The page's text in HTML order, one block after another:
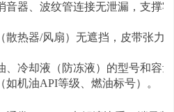
音器、波纹管连接无泄漏，支撑牢
散热器/风扇）无遮挡，皮带张力
、冷却液（防冻液）的型号和容量
如机油API等级、燃油标号）。